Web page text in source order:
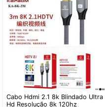
Cabo Hdmi 2.1 8k Blindado Ultra
Hd Resolução 8k 120hz